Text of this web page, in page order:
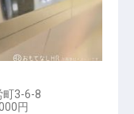
町3-6-8
円